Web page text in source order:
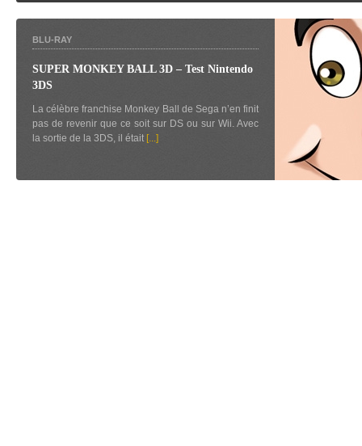
BLU-RAY
SUPER MONKEY BALL 3D – Test Nintendo
3DS
La célèbre franchise Monkey Ball de Sega n’en finit
pas de revenir que ce soit sur DS ou sur Wii. Avec
la sortie de la 3DS, il était [...]